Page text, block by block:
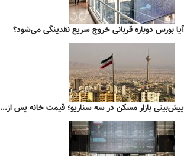
آیا بورس دوباره قربانی خروج سریع نقدینگی می‌شود؟
پیش‌بینی بازار مسکن در سه سناریو؛ قیمت خانه پس از...